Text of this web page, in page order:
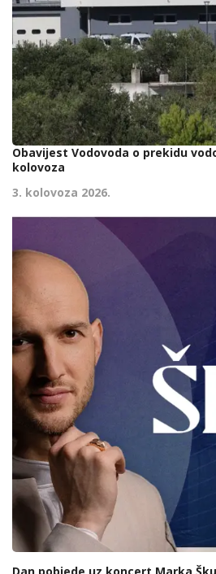
Obavijest Vodovoda o prekidu
kolovoza
3. kolovoza 2026.